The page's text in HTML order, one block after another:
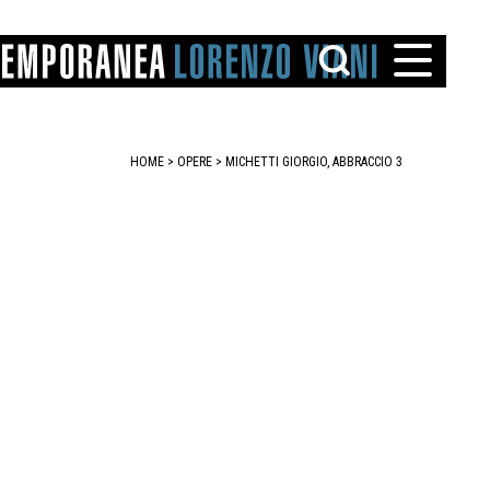
HOME > OPERE > MICHETTI GIORGIO, ABBRACCIO 3